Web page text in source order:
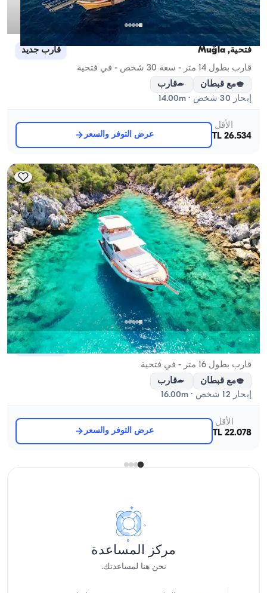
فتحية, Muğla قارب جديد
قارب بطول 14 متر - سعة 30 شخص - في فتحية
مع قبطان
قارب
إبحار 30 شخص · 14.00m
الأقل
26.534 TL
عرض التوفر والسعر
فتحية, Muğla قارب جديد
قارب بطول 16 متر - في فتحية
مع قبطان
قارب
إبحار 12 شخص · 16.00m
الأقل
22.078 TL
عرض التوفر والسعر
مركز المساعدة
نحن هنا لمساعدتك.